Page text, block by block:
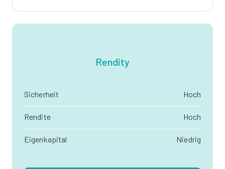
Rendity
Sicherheit Hoch
Rendite Hoch
Eigenkapital Niedrig